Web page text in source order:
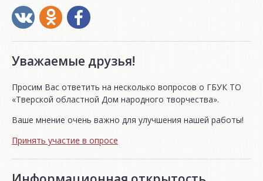
Уважаемые друзья!
Просим Вас ответить на несколько вопросов о ГБУК ТО
«Тверской областной Дом народного творчества».
Ваше мнение очень важно для улучшения нашей работы!
Принять участие в опросе